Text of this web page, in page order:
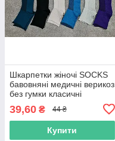
Шкарпетки жіночі SOCKS
бавовняні медичні верикоз
без гумки класичні
39,60 ₴ 44 ₴
Купити